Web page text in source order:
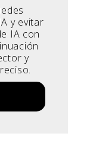
y evitar
IA con
y